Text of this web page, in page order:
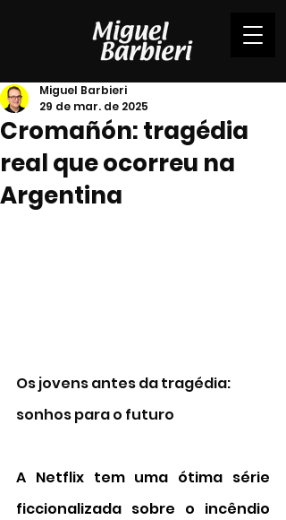
Cromañón: tragédia
real que ocorreu na
Argentina
Miguel Barbieri
29 de mar. de 2025
Os jovens antes da tragédia:
sonhos para o futuro
A Netflix tem uma ótima série
ficcionalizada sobre o incêndio